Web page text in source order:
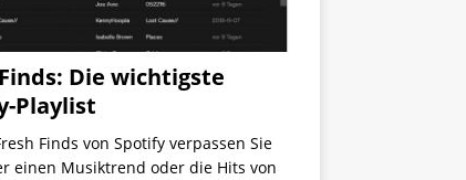
Die wichtigste
Playlist
Finds von Spotify verpassen Sie
einen Musiktrend oder die Hits von